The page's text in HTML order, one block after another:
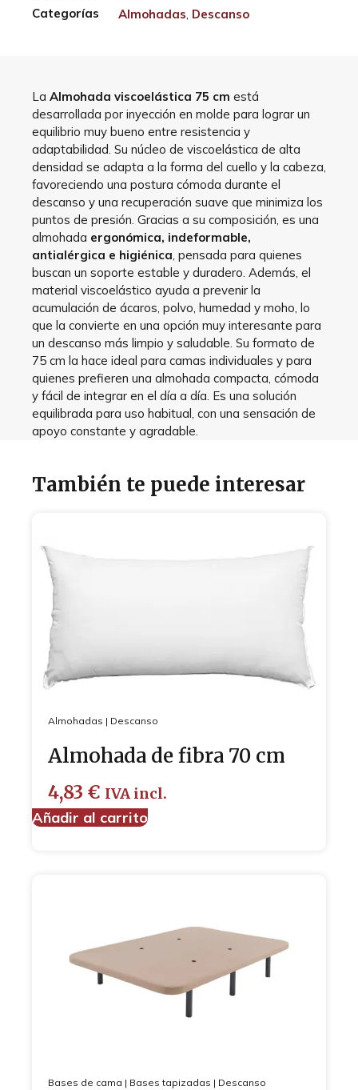
Categorías
Almohadas Descanso
La Almohada viscoelástica 75 cm está
desarrollada por inyección en molde para lograr un
equilibrio muy bueno entre resistencia y
adaptabilidad. Su núcleo de viscoelástica de alta
densidad se adapta a la forma del cuello y la cabeza,
favoreciendo una postura cómoda durante el
descanso y una recuperación suave que minimiza los
puntos de presión. Gracias a su composición, es una
almohada ergonómica, indeformable,
antialérgica e higiénica , pensada para quienes
buscan un soporte estable y duradero. Además, el
material viscoelástico ayuda a prevenir la
acumulación de ácaros, polvo, humedad y moho, lo
que la convierte en una opción muy interesante para
un descanso más limpio y saludable. Su formato de
75 cm la hace ideal para camas individuales y para
quienes prefieren una almohada compacta, cómoda
y fácil de integrar en el día a día. Es una solución
equilibrada para uso habitual, con una sensación de
apoyo constante y agradable.
También te puede interesar
Almohadas | Descanso
Almohada de fibra 70 cm
4,83 € IVA incl.
Añadir al carrito
Bases de cama | Bases tapizadas | Descanso